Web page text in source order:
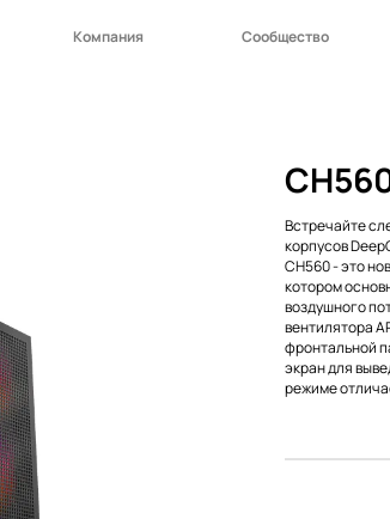
Компания Сообщество
Встречайте
корпусов
CH560 - это
котором
воздушного
вентилятора
фронтальной
экран для
режиме